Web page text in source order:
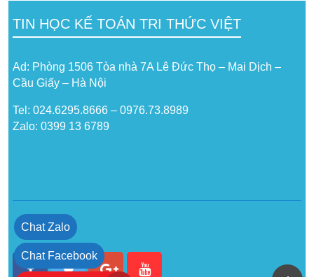
TIN HỌC KẾ TOÁN TRI THỨC VIỆT
Ad: Phòng 1506 Tòa nhà 7A Lê Đức Thọ – Mai Dịch –
Cầu Giấy – Hà Nội
Tel: 024.6295.8666 – 0976.73.8989
Zalo: 0399 13 6789
Chat Zalo
Chat Facebook